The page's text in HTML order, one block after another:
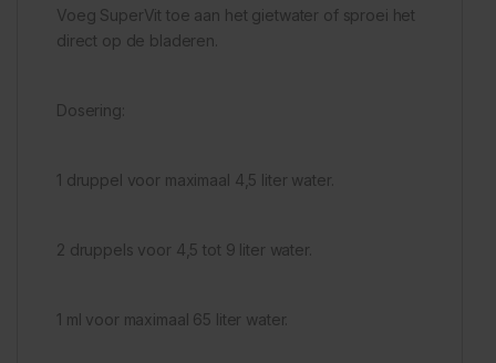
Voeg SuperVit toe aan het gietwater of sproei het
direct op de bladeren.
Dosering:
1 druppel voor maximaal 4,5 liter water.
2 druppels voor 4,5 tot 9 liter water.
1 ml voor maximaal 65 liter water.